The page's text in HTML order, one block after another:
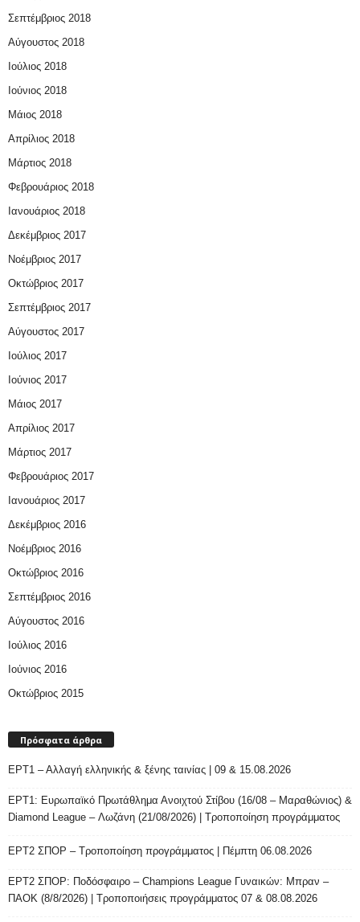
Σεπτέμβριος 2018
Αύγουστος 2018
Ιούλιος 2018
Ιούνιος 2018
Μάιος 2018
Απρίλιος 2018
Μάρτιος 2018
Φεβρουάριος 2018
Ιανουάριος 2018
Δεκέμβριος 2017
Νοέμβριος 2017
Οκτώβριος 2017
Σεπτέμβριος 2017
Αύγουστος 2017
Ιούλιος 2017
Ιούνιος 2017
Μάιος 2017
Απρίλιος 2017
Μάρτιος 2017
Φεβρουάριος 2017
Ιανουάριος 2017
Δεκέμβριος 2016
Νοέμβριος 2016
Οκτώβριος 2016
Σεπτέμβριος 2016
Αύγουστος 2016
Ιούλιος 2016
Ιούνιος 2016
Οκτώβριος 2015
Πρόσφατα άρθρα
ΕΡΤ1 – Αλλαγή ελληνικής & ξένης ταινίας | 09 & 15.08.2026
ΕΡΤ1: Ευρωπαϊκό Πρωτάθλημα Ανοιχτού Στίβου (16/08 – Μαραθώνιος) &
Diamond League – Λωζάνη (21/08/2026) | Τροποποίηση προγράμματος
ΕΡΤ2 ΣΠΟΡ – Τροποποίηση προγράμματος | Πέμπτη 06.08.2026
ΕΡΤ2 ΣΠΟΡ: Ποδόσφαιρο – Champions League Γυναικών: Μπραν –
ΠΑΟΚ (8/8/2026) | Τροποποιήσεις προγράμματος 07 & 08.08.2026